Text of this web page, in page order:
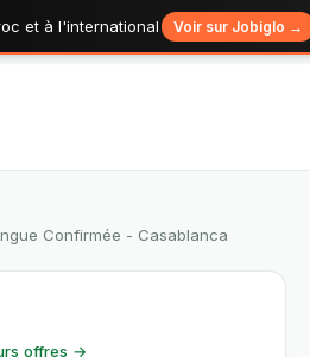
et à l'international Voir sur Jobiglo →
Confirmée - Casablanca
offres →